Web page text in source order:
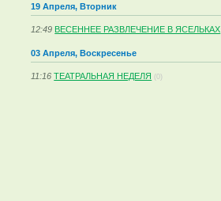
19 Апреля, Вторник
12:49 ВЕСЕННЕЕ РАЗВЛЕЧЕНИЕ В ЯСЕЛЬКАХ
03 Апреля, Воскресенье
11:16 ТЕАТРАЛЬНАЯ НЕДЕЛЯ (0)